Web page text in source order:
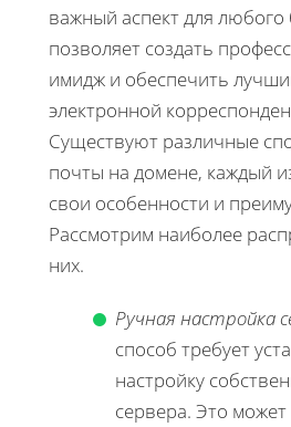
важный аспект для любого
позволяет создать
имидж и обеспечить
электронной
Существуют различные
почты на домене, каждый
свои особенности и
Рассмотрим наиболее
них.
Ручная настройка
способ требует
настройку
сервера. Это